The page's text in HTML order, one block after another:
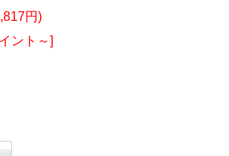
円)
ント～]